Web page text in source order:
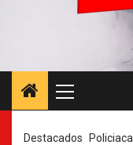
principal
Destacados Policiaca